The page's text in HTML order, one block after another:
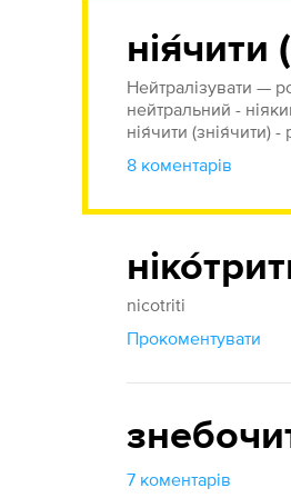
нія́чити
Нейтралізувати —
нейтральний -
нія́чити (знія́чити)
8 коментарів
nicotriti
Прокоментувати
7 коментарів